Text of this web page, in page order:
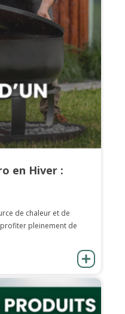
en Hiver :
de chaleur et de
pleinement de